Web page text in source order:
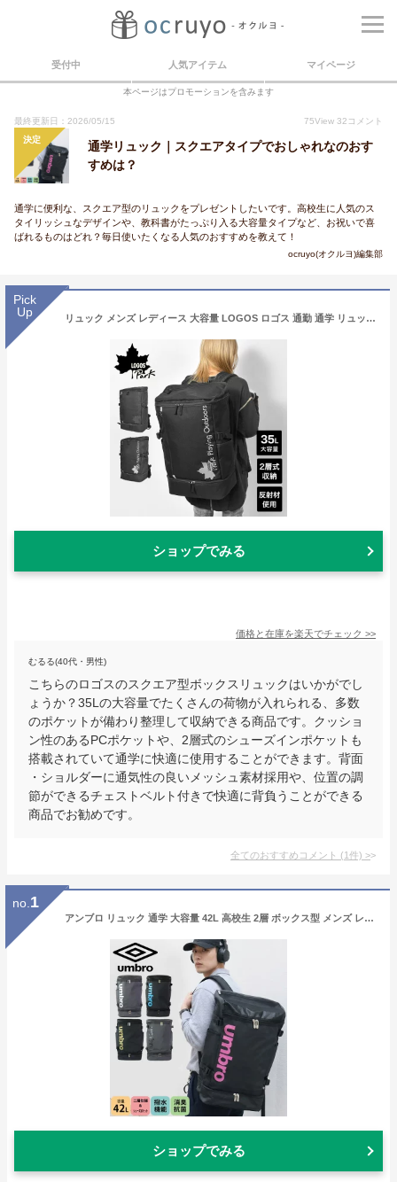
受付中 人気アイテム マイページ
本ページはプロモーションを含みます
最終更新日：2026/05/15 75View 32 コメント
決定
通学リュック｜スクエアタイプでおしゃれなのおす
すめは？
通学に便利な、スクエア型のリュックをプレゼントしたいです。高校生に人気のス
タイリッシュなデザインや、教科書がたっぷり入る大容量タイプなど、お祝いで喜
ばれるものはどれ？毎日使いたくなる人気のおすすめを教えて！
ocruyo(オクルヨ)編集部
Pick
Up
リュック メンズ レディース 大容量 LOGOS ロゴス 通勤 通学 リュックサック 2層式 リフレクター バックパック バッグ ボックスリュック スクエア 反射 丈夫 PC 35L A4 中学生 高校生 大学生 自転車 アウトドア 1泊 2泊 旅行 修学旅行 宿泊 ユニセックス 部活動 ブラック 黒
ショップでみる
価格と在庫を楽天でチェック >>
むるる(40代・男性)
こちらのロゴスのスクエア型ボックスリュックはいかがでし
ょうか？35Lの大容量でたくさんの荷物が入れられる、多数
のポケットが備わり整理して収納できる商品です。クッショ
ン性のあるPCポケットや、2層式のシューズインポケットも
搭載されていて通学に快適に使用することができます。背面
・ショルダーに通気性の良いメッシュ素材採用や、位置の調
節ができるチェストベルト付きで快適に背負うことができる
商品でお勧めです。
全てのおすすめコメント (1件) >
no. 1
アンブロ リュック 通学 大容量 42L 高校生 2層 ボックス型 メンズ レディース UMBRO BESWICK スクエア 70571 バックパック リュックサック スポーツバッグ デイパック ブランド 通勤 部活 サッカー 旅行 クラブ 学生 男性 かっこいい 学校 合宿
ショップでみる